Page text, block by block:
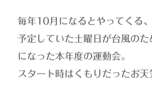
毎年10月になるとやってくる、
予定していた土曜日が台風のた
になった本年度の運動会。
スタート時はくもりだったお